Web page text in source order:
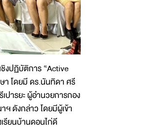
งปฏิบัติการ “Active
า โดยมี ดร.นันทิดา ศรี
ปารยะ ผู้อำนวยการกอง
ดังกล่าว โดยมีผู้เข้า
รียนบ้านดอนไก่ดี